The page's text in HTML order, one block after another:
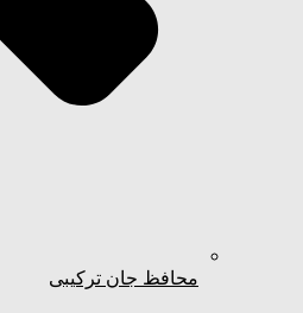
محافظ جان ترکیبی